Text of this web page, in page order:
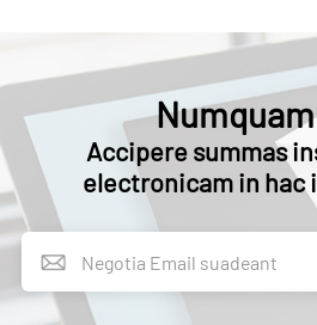
Accipere summas
electronicam in hac